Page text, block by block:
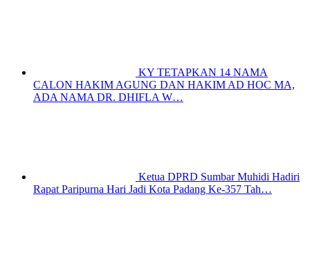
KY TETAPKAN 14 NAMA
CALON HAKIM AGUNG DAN HAKIM AD HOC MA,
ADA NAMA DR. DHIFLA W…
Ketua DPRD Sumbar Muhidi Hadiri
Rapat Paripurna Hari Jadi Kota Padang Ke-357 Tah…